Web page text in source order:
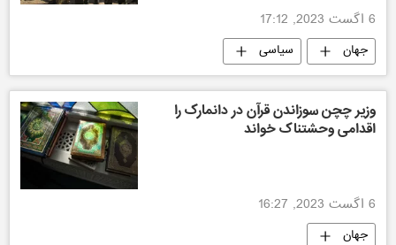
6 اگست 2023, 17:12
جهان سیاسی
وزیر چچن سوزاندن قرآن در دانمارک را
اقدامی وحشتناک خواند
6 اگست 2023, 16:27
جهان